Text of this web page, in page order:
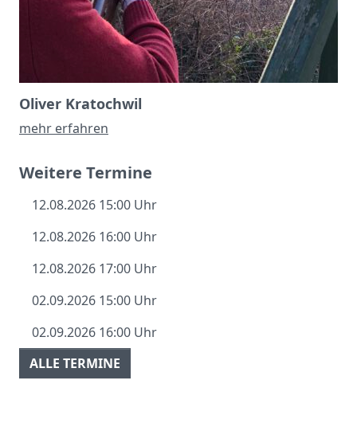
Oliver Kratochwil
mehr erfahren
Weitere Termine
12.08.2026 15:00 Uhr
12.08.2026 16:00 Uhr
12.08.2026 17:00 Uhr
02.09.2026 15:00 Uhr
02.09.2026 16:00 Uhr
ALLE TERMINE